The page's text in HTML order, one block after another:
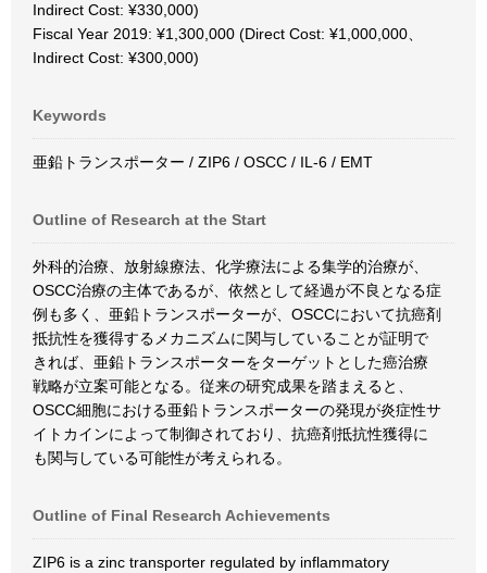
Indirect Cost: ¥330,000)
Fiscal Year 2019: ¥1,300,000 (Direct Cost: ¥1,000,000、
Indirect Cost: ¥300,000)
Keywords
亜鉛トランスポーター / ZIP6 / OSCC / IL-6 / EMT
Outline of Research at the Start
外科的治療、放射線療法、化学療法による集学的治療が、
OSCC治療の主体であるが、依然として経過が不良となる症
例も多く、亜鉛トランスポーターが、OSCCにおいて抗癌剤
抵抗性を獲得するメカニズムに関与していることが証明で
きれば、亜鉛トランスポーターをターゲットとした癌治療
戦略が立案可能となる。従来の研究成果を踏まえると、
OSCC細胞における亜鉛トランスポーターの発現が炎症性サ
イトカインによって制御されており、抗癌剤抵抗性獲得に
も関与している可能性が考えられる。
Outline of Final Research Achievements
ZIP6 is a zinc transporter regulated by inflammatory